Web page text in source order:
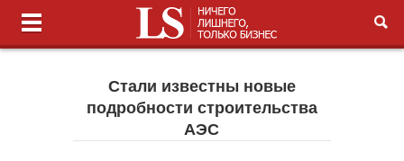
Стали известны новые
подробности строительства
АЭС